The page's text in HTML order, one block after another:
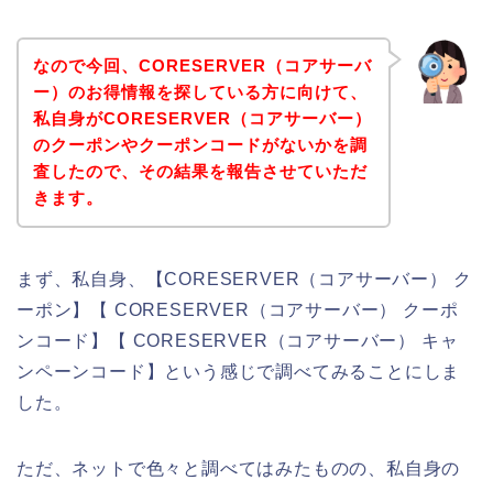
なので今回、CORESERVER（コアサーバ
ー）のお得情報を探している方に向けて、
私自身がCORESERVER（コアサーバー）
のクーポンやクーポンコードがないかを調
査したので、その結果を報告させていただ
きます。
まず、私自身、【CORESERVER（コアサーバー） ク
ーポン】【 CORESERVER（コアサーバー） クーポ
ンコード】【 CORESERVER（コアサーバー） キャ
ンペーンコード】という感じで調べてみることにしま
した。
ただ、ネットで色々と調べてはみたものの、私自身の